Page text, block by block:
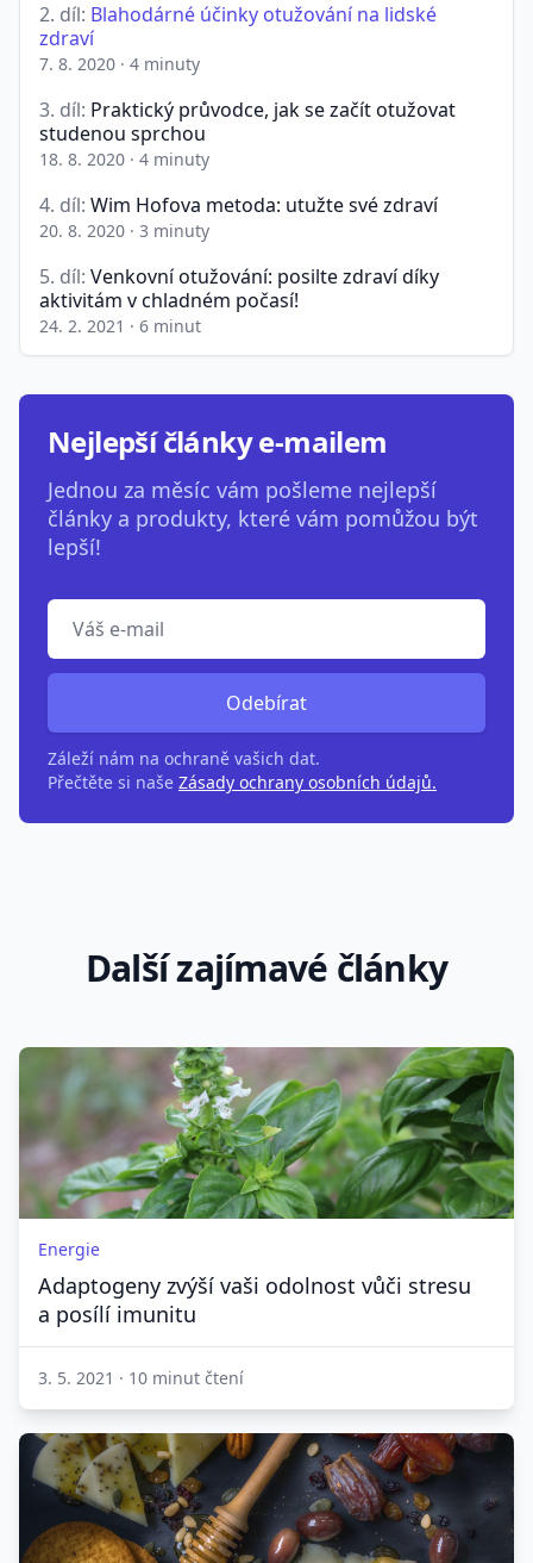
2. díl: Blahodárné účinky otužování na lidské
zdraví
7. 8. 2020 · 4 minuty
3. díl: Praktický průvodce, jak se začít otužovat
studenou sprchou
18. 8. 2020 · 4 minuty
4. díl: Wim Hofova metoda: utužte své zdraví
20. 8. 2020 · 3 minuty
5. díl: Venkovní otužování: posilte zdraví díky
aktivitám v chladném počasí!
24. 2. 2021 · 6 minut
Nejlepší články e-mailem
Jednou za měsíc vám pošleme nejlepší
články a produkty, které vám pomůžou být
lepší!
Odebírat
Záleží nám na ochraně vašich dat.
Přečtěte si naše Zásady ochrany osobních údajů.
Další zajímavé články
Energie
Adaptogeny zvýší vaši odolnost vůči stresu
a posílí imunitu
3. 5. 2021 · 10 minut čtení